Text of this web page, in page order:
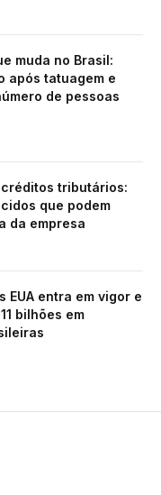
muda no Brasil:
após tatuagem e
de pessoas
tributários:
que podem
da empresa
EUA entra em vigor e
bilhões em